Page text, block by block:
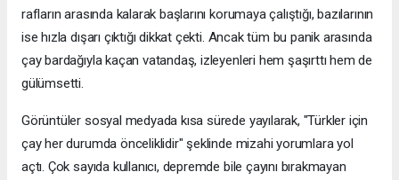
rafların arasında kalarak başlarını korumaya çalıştığı, bazılarının
ise hızla dışarı çıktığı dikkat çekti. Ancak tüm bu panik arasında
çay bardağıyla kaçan vatandaş, izleyenleri hem şaşırttı hem de
gülümsetti.
Görüntüler sosyal medyada kısa sürede yayılarak, "Türkler için
çay her durumda önceliklidir" şeklinde mizahi yorumlara yol
açtı. Çok sayıda kullanıcı, depremde bile çayını bırakmayan